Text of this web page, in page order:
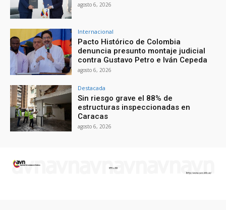
agosto 6, 2026
Internacional
Pacto Histórico de Colombia
denuncia presunto montaje judicial
contra Gustavo Petro e Iván Cepeda
agosto 6, 2026
Destacada
Sin riesgo grave el 88% de
estructuras inspeccionadas en
Caracas
agosto 6, 2026